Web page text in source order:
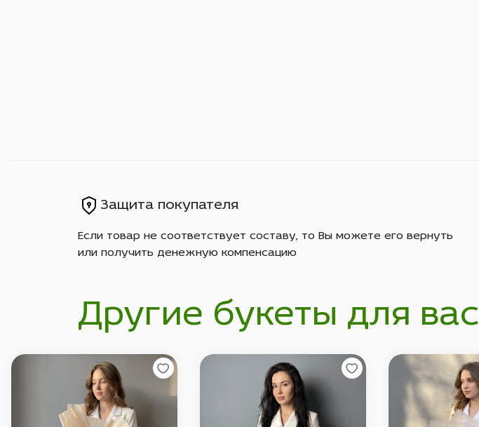
Защита покупателя
Если товар не соответствует составу, то Вы можете его вернуть
или получить денежную компенсацию
Другие букеты для вас